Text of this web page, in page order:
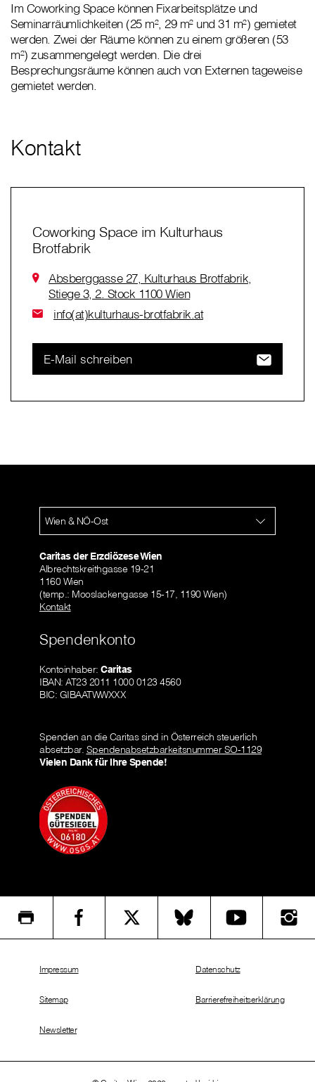
Im Coworking Space können Fixarbeitsplätze und
Seminarräumlichkeiten (25 m², 29 m² und 31 m²) gemietet
werden. Zwei der Räume können zu einem größeren (53
m²) zusammengelegt werden. Die drei
Besprechungsräume können auch von Externen tageweise
gemietet werden.
Kontakt
Coworking Space im Kulturhaus
Brotfabrik
Absberggasse 27, Kulturhaus Brotfabrik,
Stiege 3, 2. Stock 1100 Wien
info(at)kulturhaus-brotfabrik.at
E-Mail schreiben
Wien & NÖ-Ost
Caritas der Erzdiözese Wien
Albrechtskreithgasse 19-21
1160 Wien
(temp.: Mooslackengasse 15-17, 1190 Wien)
Kontakt
Spendenkonto
Kontoinhaber: Caritas
IBAN: AT23 2011 1000 0123 4560
BIC: GIBAATWWXXX
Spenden an die Caritas sind in Österreich steuerlich
absetzbar. Spendenabsetzbarkeitsnummer SO-1129
Vielen Dank für Ihre Spende!
Impressum
Sitemap
Newsletter
Datenschutz
Barrierefreiheitserklärung